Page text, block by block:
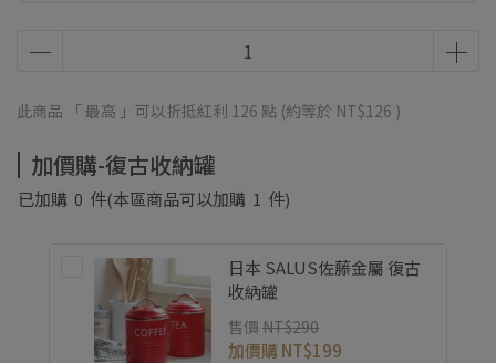
此商品 「 最高 」可以折抵紅利 126 點 (約等於 NT$126 )
加價購-復古收納罐
已加購 0 件(本區商品可以加購 1 件)
日本 SALUS佐藤金屬 復古
收納罐
售價 NT$290
加價購 NT$199